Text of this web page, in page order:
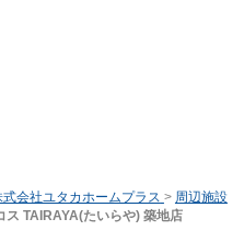
会社ユタカホームプラス > 周辺施設
ス TAIRAYA(たいらや) 築地店